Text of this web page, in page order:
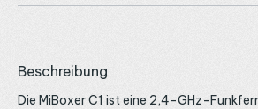
Beschreibung
Die MiBoxer C1 ist eine 2,4-GHz-